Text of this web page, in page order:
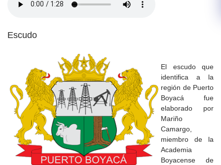
Escudo
El escudo que
identifica a la
región de Puerto
Boyacá fue
elaborado por
Mariño
Camargo,
miembro de la
Academia
Boyacense de